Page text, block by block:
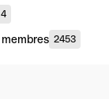
4
2453